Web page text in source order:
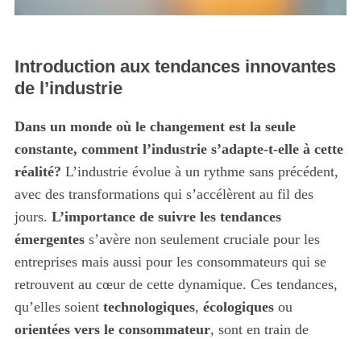
Introduction aux tendances innovantes
de l’industrie
Dans un monde où le changement est la seule
constante, comment l’industrie s’adapte-t-elle à cette
réalité? L’industrie évolue à un rythme sans précédent,
avec des transformations qui s’accélèrent au fil des
jours. L’importance de suivre les tendances
émergentess’avère non seulement cruciale pour les
entreprises mais aussi pour les consommateurs qui se
retrouvent au cœur de cette dynamique. Ces tendances,
qu’elles soient technologiques, écologiquesou
orientées vers le consommateur, sont en train de